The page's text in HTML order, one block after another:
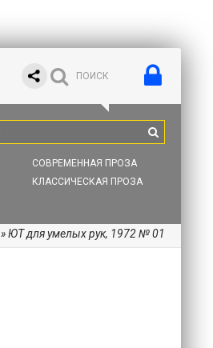
СОВРЕМЕННАЯ ПРОЗА
КЛАССИЧЕСКАЯ ПРОЗА
» ЮТ для умелых рук, 1972 № 01